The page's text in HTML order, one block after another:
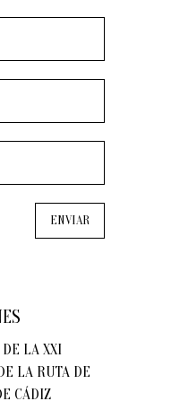
LA XXI
LA RUTA DE
CÁDIZ